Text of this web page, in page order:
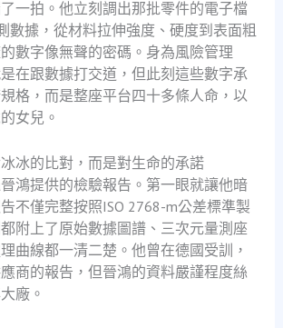
一拍。他立刻調出那批零件的電子檔
據，從材料拉伸強度、硬度到表面粗
數字像無聲的密碼。身為風險管理
在跟數據打交道，但此刻這些數字承
格，而是整座平台四十多條人命，以
女兒。
冰的比對，而是對生命的承諾
鴻提供的檢驗報告。第一眼就讓他暗
不僅完整按照ISO 2768-m公差標準製
附上了原始數據圖譜、三次元量測座
曲線都一清二楚。他曾在德國受訓，
商的報告，但晉鴻的資料嚴謹程度絲
廠。